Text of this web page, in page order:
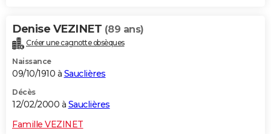
Denise VEZINET (89 ans)
Créer une cagnotte obsèques
Naissance
09/10/1910 à Sauclières
Décès
12/02/2000 à Sauclières
Famille VEZINET